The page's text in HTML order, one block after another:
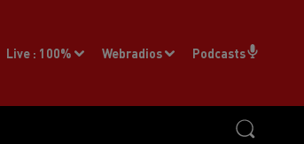
Live : 100% Webradios Podcasts